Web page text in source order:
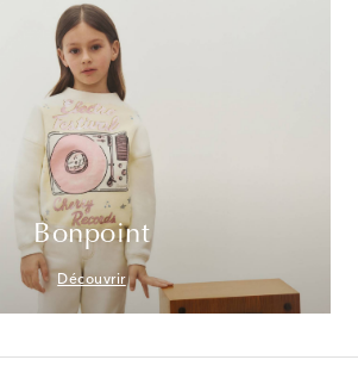
Bonpoint
Découvrir